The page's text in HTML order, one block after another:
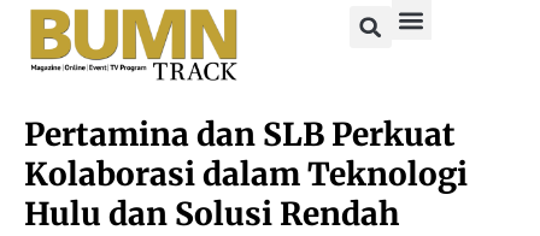
Pertamina dan SLB Perkuat
Kolaborasi dalam Teknologi
Hulu dan Solusi Rendah